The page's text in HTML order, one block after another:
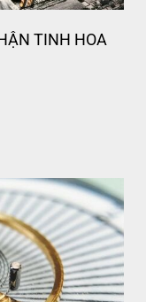
TINH HOA